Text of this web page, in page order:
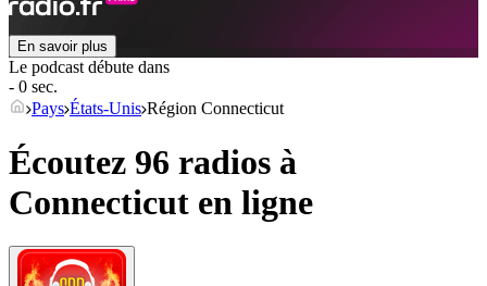
En savoir plus
Le podcast débute dans
- 0 sec.
Pays États-Unis Région Connecticut
Écoutez 96 radios à
Connecticut en ligne